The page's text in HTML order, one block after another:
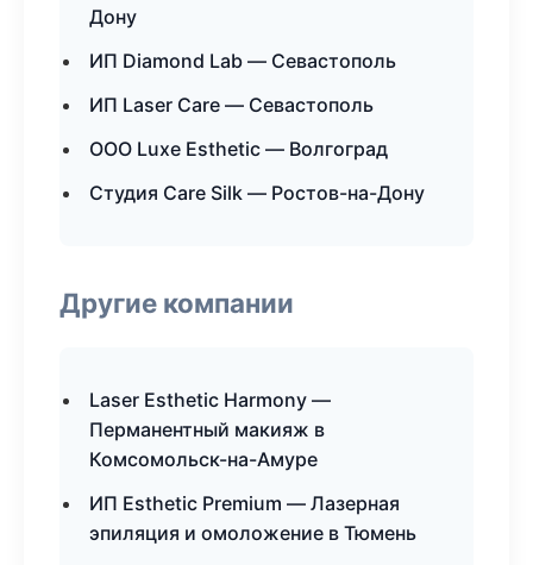
Дону
ИП Diamond Lab — Севастополь
ИП Laser Care — Севастополь
ООО Luxe Esthetic — Волгоград
Студия Care Silk — Ростов-на-Дону
Другие компании
Laser Esthetic Harmony —
Перманентный макияж в
Комсомольск-на-Амуре
ИП Esthetic Premium — Лазерная
эпиляция и омоложение в Тюмень